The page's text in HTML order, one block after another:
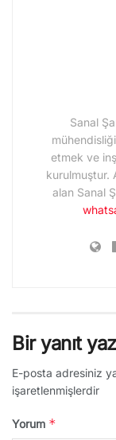
Sanal
etmek ve
kurulmuştur.
alan Sanal
Bir yanıt
E-posta adresiniz
işaretlenmişlerdir
Yorum *